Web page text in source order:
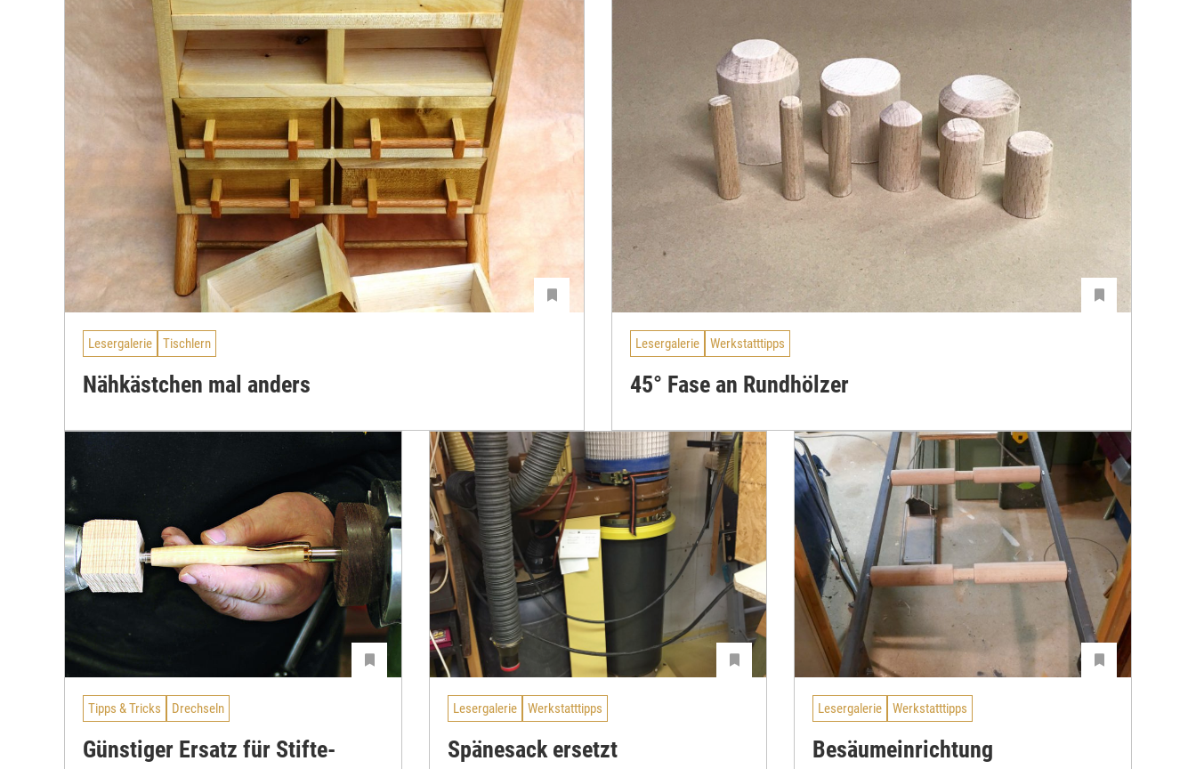
Lesergalerie Tischlern
Nähkästchen mal anders
Lesergalerie Werkstatttipps
45° Fase an Rundhölzer
Tipps & Tricks Drechseln
Günstiger Ersatz für Stifte-
Lesergalerie Werkstatttipps
Spänesack ersetzt
Lesergalerie Werkstatttipps
Besäumeinrichtung